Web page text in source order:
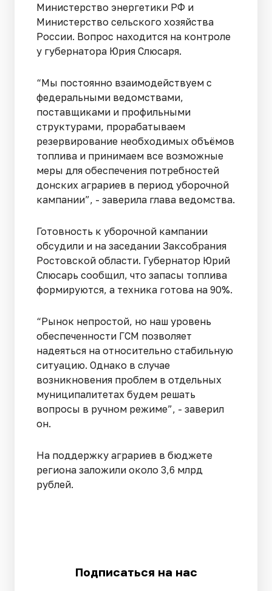
Министерство энергетики РФ и
Министерство сельского хозяйства
России. Вопрос находится на контроле
у губернатора Юрия Слюсаря.
“Мы постоянно взаимодействуем с
федеральными ведомствами,
поставщиками и профильными
структурами, прорабатываем
резервирование необходимых объёмов
топлива и принимаем все возможные
меры для обеспечения потребностей
донских аграриев в период уборочной
кампании”, - заверила глава ведомства.
Готовность к уборочной кампании
обсудили и на заседании Заксобрания
Ростовской области. Губернатор Юрий
Слюсарь сообщил, что запасы топлива
формируются, а техника готова на 90%.
“Рынок непростой, но наш уровень
обеспеченности ГСМ позволяет
надеяться на относительно стабильную
ситуацию. Однако в случае
возникновения проблем в отдельных
муниципалитетах будем решать
вопросы в ручном режиме”, - заверил
он.
На поддержку аграриев в бюджете
региона заложили около 3,6 млрд
рублей.
Подписаться на нас